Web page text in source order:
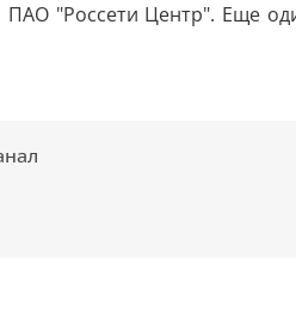
"Россети Центр". Еще